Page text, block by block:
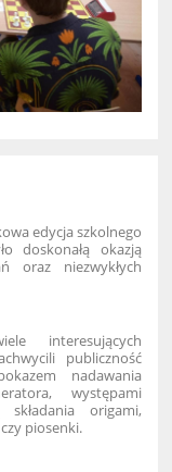
edycja szkolnego
doskonałą okazją
oraz niezwykłych
interesujących
publiczność
nadawania
występami
origami,
piosenki.